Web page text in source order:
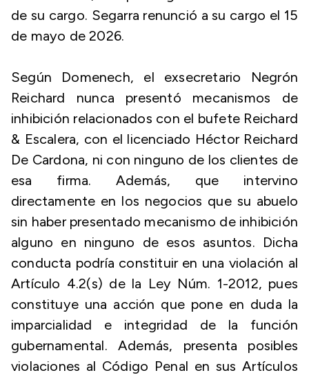
de su cargo. Segarra renunció a su cargo el 15
de mayo de 2026.
Según Domenech, el exsecretario Negrón
Reichard nunca presentó mecanismos de
inhibición relacionados con el bufete Reichard
& Escalera, con el licenciado Héctor Reichard
De Cardona, ni con ninguno de los clientes de
esa firma. Además, que intervino
directamente en los negocios que su abuelo
sin haber presentado mecanismo de inhibición
alguno en ninguno de esos asuntos. Dicha
conducta podría constituir en una violación al
Artículo 4.2(s) de la Ley Núm. 1-2012, pues
constituye una acción que pone en duda la
imparcialidad e integridad de la función
gubernamental. Además, presenta posibles
violaciones al Código Penal en sus Artículos